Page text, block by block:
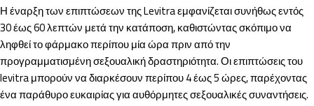
Η έναρξη των επιπτώσεων της Levitra εμφανίζεται συνήθως εντός
30 έως 60 λεπτών μετά την κατάποση, καθιστώντας σκόπιμο να
ληφθεί το φάρμακο περίπου μία ώρα πριν από την
προγραμματισμένη σεξουαλική δραστηριότητα. Οι επιπτώσεις του
levitra μπορούν να διαρκέσουν περίπου 4 έως 5 ώρες, παρέχοντας
ένα παράθυρο ευκαιρίας για αυθόρμητες σεξουαλικές συναντήσεις.